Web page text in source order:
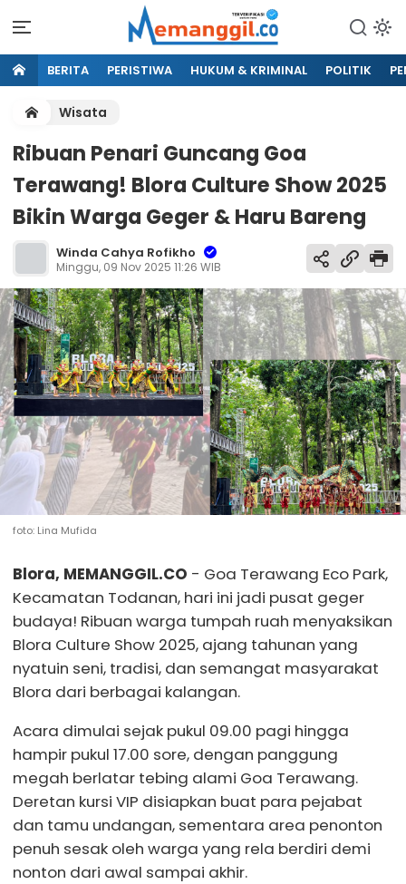
BERITA PERISTIWA HUKUM & KRIMINAL POLITIK
Wisata
Ribuan Penari Guncang Goa
Terawang! Blora Culture Show 2025
Bikin Warga Geger & Haru Bareng
Winda Cahya Rofikho
Minggu, 09 Nov 2025 11:26 WIB
foto: Lina Mufida
Blora, MEMANGGIL.CO - Goa Terawang Eco Park,
Kecamatan Todanan, hari ini jadi pusat geger
budaya! Ribuan warga tumpah ruah menyaksikan
Blora Culture Show 2025, ajang tahunan yang
nyatuin seni, tradisi, dan semangat masyarakat
Blora dari berbagai kalangan.
Acara dimulai sejak pukul 09.00 pagi hingga
hampir pukul 17.00 sore, dengan panggung
megah berlatar tebing alami Goa Terawang.
Deretan kursi VIP disiapkan buat para pejabat
dan tamu undangan, sementara area penonton
penuh sesak oleh warga yang rela berdiri demi
nonton dari awal sampai akhir.